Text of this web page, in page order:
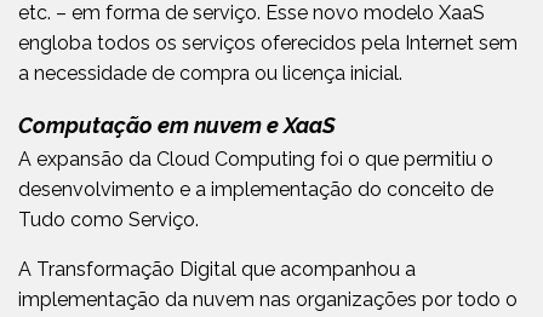
etc. – em forma de serviço. Esse novo modelo XaaS
engloba todos os serviços oferecidos pela Internet sem
a necessidade de compra ou licença inicial.
Computação em nuvem e XaaS
A expansão da Cloud Computing foi o que permitiu o
desenvolvimento e a implementação do conceito de
Tudo como Serviço.
A Transformação Digital que acompanhou a
implementação da nuvem nas organizações por todo o